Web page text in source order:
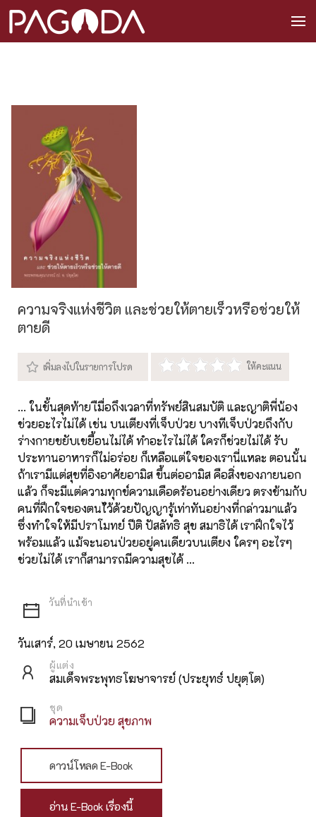
ความจริงแห่งชีวิต และช่วยให้ตายเร็วหรือช่วยให้
ตายดี
... ในขั้นสุดท้าย เืมื่อถึงเวลาที่ทรัพย์สินสมบัติ และญาติพี่น้อง
ช่วยอะไรไม่ได้ เช่น บนเตียงที่เจ็บป่วย บางทีเจ็บป่วยถึงกับ
ร่างกายขยับเขยื้อนไม่ได้ ทำอะไรไม่ได้ ใครก็ช่วยไม่ได้ รับ
ประทานอาหารก็ไม่อร่อย ก็เหลือแต่ใจของเรานี่แหละ ตอนนั้น
ถ้าเรามีแต่สุขที่อิงอาศัยอามิส ขึ้นต่ออามิส คือสิ่งของภายนอก
แล้ว ก็จะมีแต่ความทุกข์ความเดือดร้อนอย่างเดียว ตรงข้ามกับ
คนที่ฝึกใจของตนไ้ว้ด้วยปัญญารู้เท่าทันอย่างที่กล่าวมาแล้ว
ซึ่งทำใจให้มีปราโมทย์ ปีติ ปัสลัทธิ สุข สมาธิได้ เราฝึกใจไว้
พร้อมแล้ว แม้จะนอนป่วยอยู่คนเดียวบนเตียง ใครๆ อะไรๆ
ช่วยไม่ได้ เราก็สามารถมีความสุขได้ ...
วันเสาร์, 20 เมษายน 2562
ผู้แต่ง
สมเด็จพระพุทธโฆษาจารย์ (ประยุทธ์ ปยุตฺโต)
ชุด
ความเจ็บป่วย สุขภาพ
ดาวน์โหลด E-Book
อ่าน E-Book เรื่องนี้